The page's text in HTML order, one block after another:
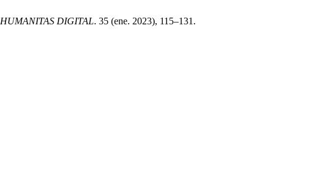
HUMANITAS DIGITAL. 35 (ene. 2023), 115–131.